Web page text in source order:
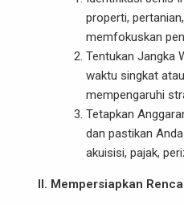
properti,
memfokuskan
Tentukan Jangka
waktu singkat
mempengaruhi
Tetapkan
dan pastikan
akuisisi, pajak,
II. Mempersiapkan